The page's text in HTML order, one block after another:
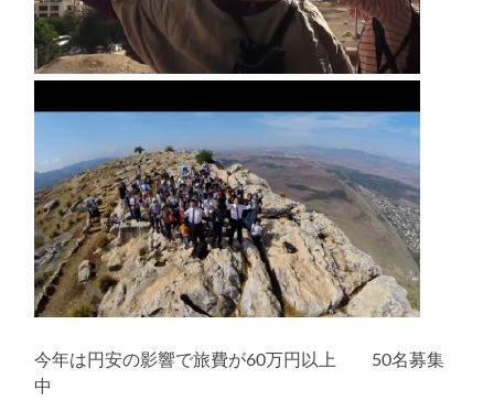
今年は円安の影響で旅費が60万円以上 50名募集
中